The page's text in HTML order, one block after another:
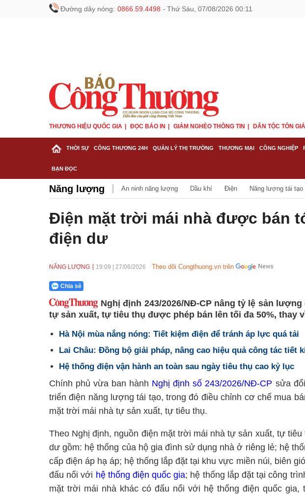
Đường dây nóng: 0866.59.4498 - Thứ Sáu, 07/08/2026 00:11
THƯƠNG HIỆU QUỐC GIA ĐỌC BÁO IN GIẢM NGHÈO THÔNG TIN DÂN TỘC TÔN
THỜI SỰ CÔNG THƯƠNG 24H QUẢN LÝ THỊ TRƯỜNG THƯƠNG MẠI CÔNG NGHIỆP
BẠN ĐỌC
Năng lượng An ninh năng lượng Dầu khí Điện Năng lượng tái tạo
Điện mặt trời mái nhà được bán
điện dư
NĂNG LƯỢNG 19:09 27/06/2026 Theo dõi Congthuong.vn trên
Chia sẻ
Nghị định 243/2026/NĐ-CP nâng tỷ lệ sản
tự sản xuất, tự tiêu thụ được phép bán lên tối đa 50%, thay
Hà Nội mùa nắng nóng: Tiết kiệm điện để tránh áp lực quá tải
Lai Châu: Đồng bộ giải pháp, nâng cao hiệu quả công tác tiết
Hệ thống điện vận hành an toàn sau ngày tiêu thụ cao kỷ lục
Chính phủ vừa ban hành Nghị định số 243/2026/NĐ-CP sửa
triển điện năng lượng tái tạo, trong đó điều chỉnh cơ chế mua
mặt trời mái nhà tự sản xuất, tự tiêu thụ.
Theo Nghị định, nguồn điện mặt trời mái nhà tự sản xuất, tự
dư gồm: hệ thống của hộ gia đình sử dụng nhà ở riêng lẻ; hệ
cấp điện áp hạ áp; hệ thống lắp đặt tại khu vực miền núi, biên
đấu nối với hệ thống điện quốc gia; hệ thống lắp đặt tại công
mặt trời mái nhà khác có đấu nối với hệ thống điện quốc gia,